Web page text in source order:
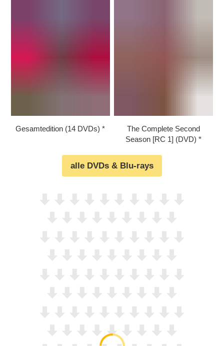
Gesamtedition (14 DVDs)
The Complete Second
Season [RC 1] (DVD)
alle DVDs & Blu-rays